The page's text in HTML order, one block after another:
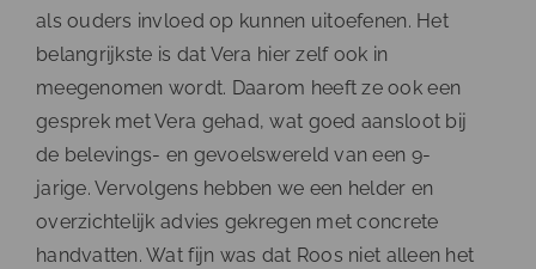
als ouders invloed op kunnen uitoefenen. Het
belangrijkste is dat Vera hier zelf ook in
meegenomen wordt. Daarom heeft ze ook een
gesprek met Vera gehad, wat goed aansloot bij
de belevings- en gevoelswereld van een 9-
jarige. Vervolgens hebben we een helder en
overzichtelijk advies gekregen met concrete
handvatten. Wat fijn was dat Roos niet alleen het